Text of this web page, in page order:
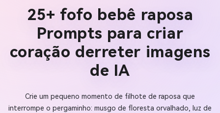
25+ fofo bebê raposa
Prompts para criar
coração derreter imagens
de IA
Crie um pequeno momento de filhote de raposa que
interrompe o pergaminho: musgo de floresta orvalhado, luz de